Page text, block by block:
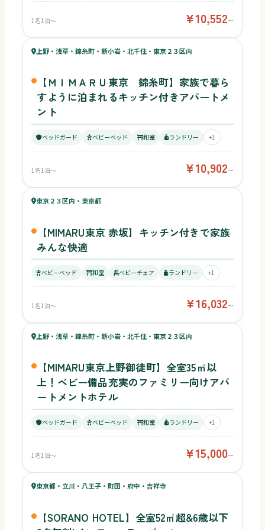
1名1泊〜 ¥10,552〜
52ベビー
54キッズ
上野・浅草・錦糸町・新小岩・北千住・東京２３区内
【ＭＩＭＡＲＵ東京 錦糸町】家族で暮ら
すように泊まれるキッチン付きアパートメ
ント
ベッドガード ベビーベッド 和室 ランドリー +1
1名1泊〜 ¥10,902〜
48ベビー
47キッズ
東京２３区内・東京都
【MIMARU東京 赤坂】キッチン付きで家族
みんな快適
ベビーベッド 和室 ベビーチェア ランドリー +1
1名1泊〜 ¥16,032〜
48ベビー
48キッズ
上野・浅草・錦糸町・新小岩・北千住・東京２３区内
【MIMARU東京上野御徒町】全室35㎡以
上！ベビー備品充実のファミリー向けアパ
ートメントホテル
ベッドガード ベビーベッド 和室 ランドリー +1
1名1泊〜 ¥15,000〜
48ベビー
58キッズ
東京都・立川・八王子・町田・府中・吉祥寺
【SORANO HOTEL】全室52㎡超&6歳以下